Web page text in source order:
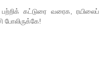
கட்டுரை வரைக, ரயிலைப்
போலிருக்கே!